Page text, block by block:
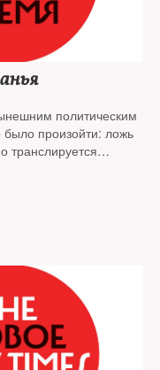
политическим
произойти: ложь
транслируется
власти отметили день